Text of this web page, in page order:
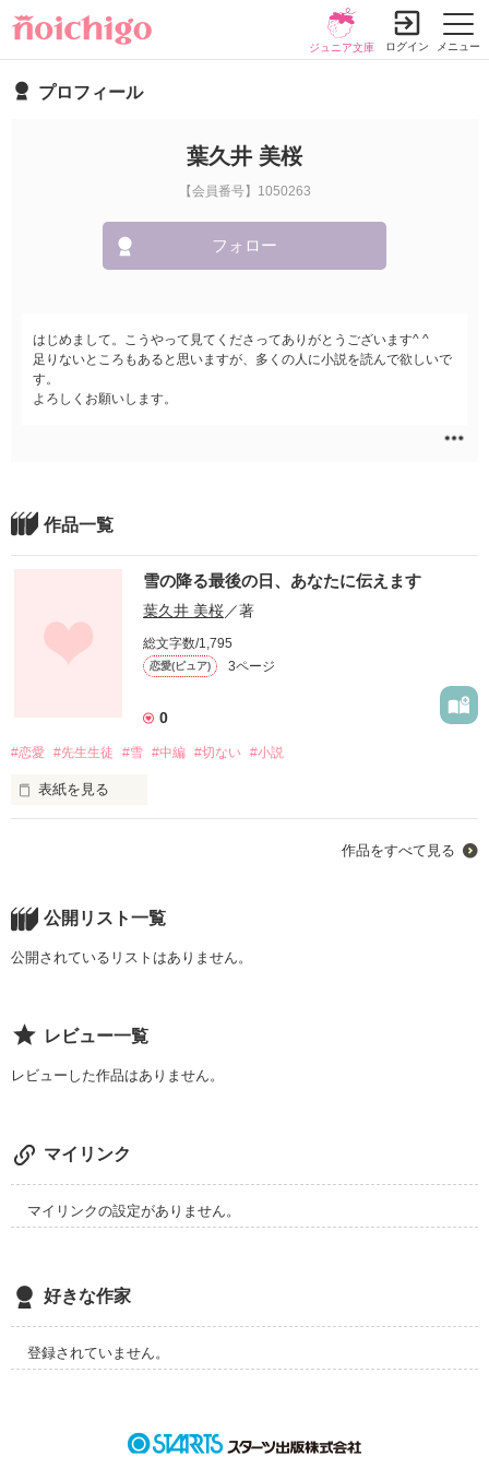
メニュー
ジュニア文庫 ログイン
プロフィール
葉久井 美桜
【会員番号】1050263
フォロー
はじめまして。こうやって見てくださってありがとうございます^ ^
足りないところもあると思いますが、多くの人に小説を読んで欲しいで
す。
よろしくお願いします。
作品一覧
雪の降る最後の日、あなたに伝えます
葉久井 美桜／著
総文字数/1,795
恋愛(ピュア) 3ページ
0
#恋愛 #先生生徒 #雪 #中編 #切ない #小説
表紙を見る
長い睫毛も
右眼の色気のあるホクロも
あなたと2人きりのこの空間も
先生と生徒の関係も今日で終わり。
雪の降り最後の日に、貴方に伝えます。
だから、答えてくれますか？
作品をすべて見る
公開リスト一覧
公開されているリストはありません。
レビュー一覧
レビューした作品はありません。
マイリンク
マイリンクの設定がありません。
好きな作家
登録されていません。